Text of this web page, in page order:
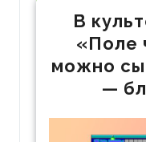
В
«Поле
можно
—